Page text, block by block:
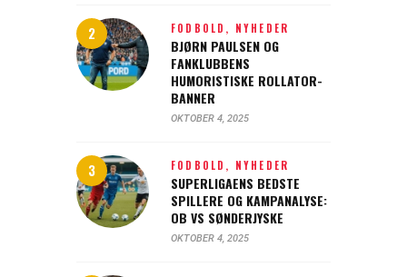
FODBOLD, NYHEDER
BJØRN PAULSEN OG
FANKLUBBENS
HUMORISTISKE ROLLATOR-
BANNER
OKTOBER 4, 2025
FODBOLD, NYHEDER
SUPERLIGAENS BEDSTE
SPILLERE OG KAMPANALYSE:
OB VS SØNDERJYSKE
OKTOBER 4, 2025